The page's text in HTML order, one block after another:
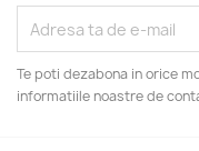
Te poti dezabona in orice
informatiile noastre de